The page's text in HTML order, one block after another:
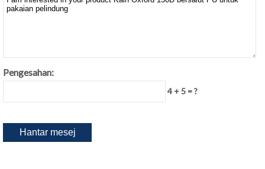
Pengesahan:
4 + 5 = ?